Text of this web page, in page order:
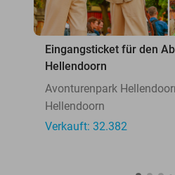
Eingangsticket für den
Hellendoorn
Avonturenpark
Hellendoorn
Verkauft: 32.382